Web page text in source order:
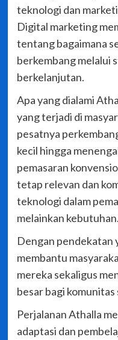
teknologi dan
Digital marketing
tentang bagaimana
berkembang melalui
berkelanjutan.
Apa yang dialami
yang terjadi di
pesatnya
kecil hingga
pemasaran
tetap relevan dan
teknologi dalam
melainkan kebutuhan.
Dengan pendekatan
membantu
mereka sekaligus
besar bagi komunitas
Perjalanan Athalla
adaptasi dan